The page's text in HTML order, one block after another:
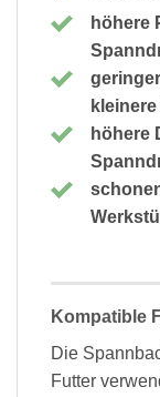
höhere
höhere
Kompatible
Die
Futter